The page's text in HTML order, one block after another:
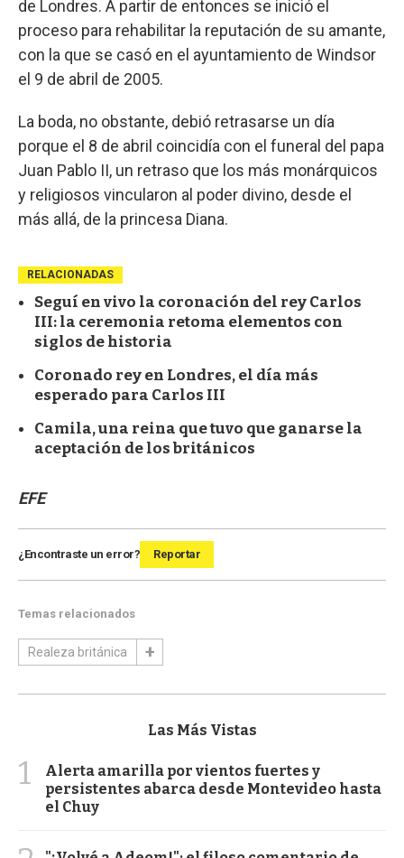
de Londres. A partir de entonces se inició el
proceso para rehabilitar la reputación de su amante,
con la que se casó en el ayuntamiento de Windsor
el 9 de abril de 2005.
La boda, no obstante, debió retrasarse un día
porque el 8 de abril coincidía con el funeral del papa
Juan Pablo II, un retraso que los más monárquicos
y religiosos vincularon al poder divino, desde el
más allá, de la princesa Diana.
RELACIONADAS
Seguí en vivo la coronación del rey Carlos
III: la ceremonia retoma elementos con
siglos de historia
Coronado rey en Londres, el día más
esperado para Carlos III
Camila, una reina que tuvo que ganarse la
aceptación de los británicos
EFE
¿Encontraste un error? Reportar
Temas relacionados
Realeza británica
Las Más Vistas
1
Alerta amarilla por vientos fuertes y
persistentes abarca desde Montevideo hasta
el Chuy